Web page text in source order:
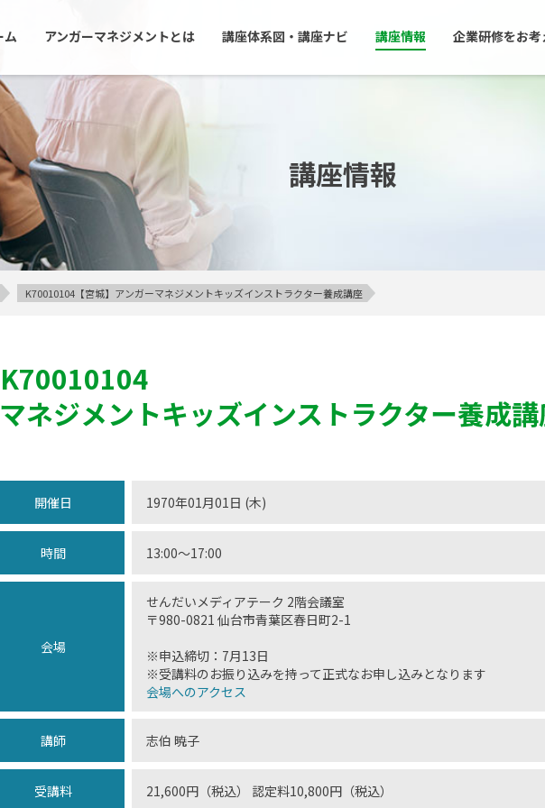
ム アンガーマネジメントとは 講座体系図・講座ナビ 講座情報 企業研修をお
講座情報
K70010104【宮城】アンガーマネジメントキッズインストラクター養成講座
K70010104
ネジメントキッズインストラクター養成
開催日 1970年01月01日 (木)
時間 13:00〜17:00
会場
せんだいメディアテーク 2階会議室
〒980-0821 仙台市青葉区春日町2-1
※申込締切：7月13日
※受講料のお振り込みを持って正式なお申し込みとなります
会場へのアクセス
講師 志伯 暁子
受講料 21,600円（税込） 認定料10,800円（税込）